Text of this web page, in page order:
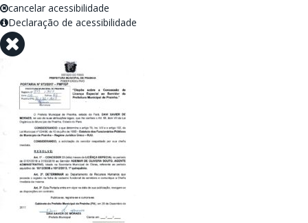
cancelar acessibilidade
Declaração de acessibilidade